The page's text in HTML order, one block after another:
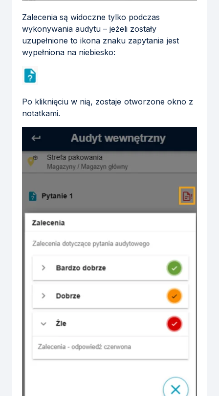
Zalecenia są widoczne tylko podczas
wykonywania audytu – jeżeli zostały
uzupełnione to ikona znaku zapytania jest
wypełniona na niebiesko:
Po kliknięciu w nią, zostaje otworzone okno z
notatkami.